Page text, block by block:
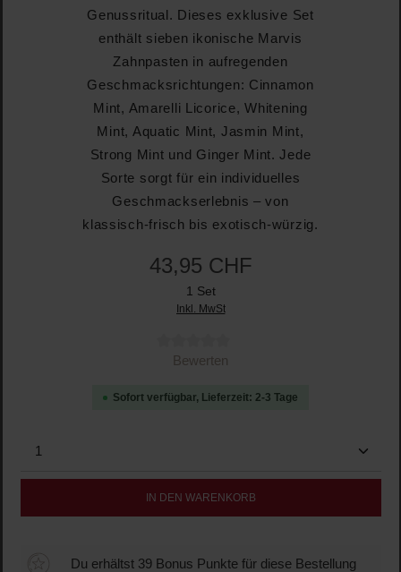
Genussritual. Dieses exklusive Set
enthält sieben ikonische Marvis
Zahnpasten in aufregenden
Geschmacksrichtungen: Cinnamon
Mint, Amarelli Licorice, Whitening
Mint, Aquatic Mint, Jasmin Mint,
Strong Mint und Ginger Mint. Jede
Sorte sorgt für ein individuelles
Geschmackserlebnis – von
klassisch-frisch bis exotisch-würzig.
43,95 CHF
1 Set
Inkl. MwSt
Durchschnittliche Bewertung von 0 von 5 Sternen
Bewerten
Sofort verfügbar, Lieferzeit: 2-3 Tage
Produkt Anzahl: Gib den gewünschten Wert ein
IN DEN WARENKORB
Du erhältst 39 Bonus Punkte für diese Bestellung